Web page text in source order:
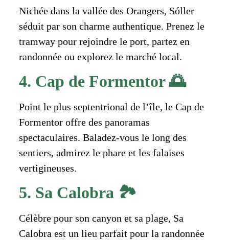
Nichée dans la vallée des Orangers, Sóller
séduit par son charme authentique. Prenez le
tramway pour rejoindre le port, partez en
randonnée ou explorez le marché local.
4. Cap de Formentor 🌅
Point le plus septentrional de l’île, le Cap de
Formentor offre des panoramas
spectaculaires. Baladez-vous le long des
sentiers, admirez le phare et les falaises
vertigineuses.
5. Sa Calobra 🏞️
Célèbre pour son canyon et sa plage, Sa
Calobra est un lieu parfait pour la randonnée